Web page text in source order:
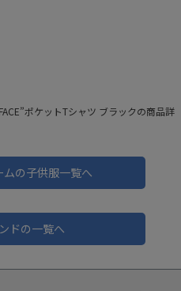
ポケットTシャツ ブラックの商品詳
の子供服一覧へ
ドの一覧へ